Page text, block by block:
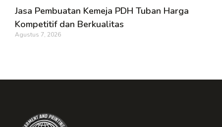
Jasa Pembuatan Kemeja PDH Tuban Harga
Kompetitif dan Berkualitas
Agustus 7, 2026